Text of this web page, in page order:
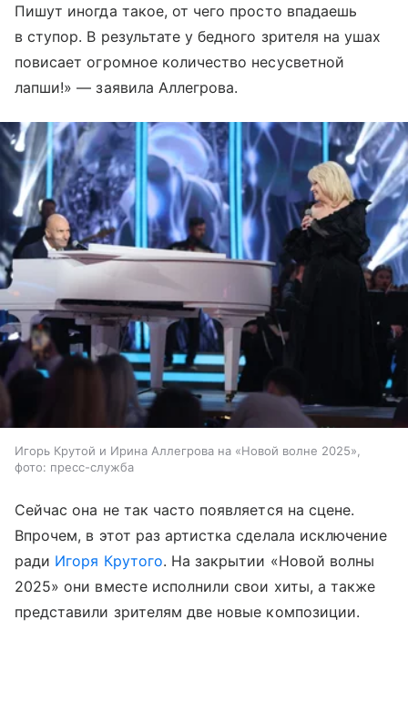
Пишут иногда такое, от чего просто впадаешь
в ступор. В результате у бедного зрителя на ушах
повисает огромное количество несусветной
лапши!» — заявила Аллегрова.
Игорь Крутой и Ирина Аллегрова на «Новой волне 2025»,
фото: пресс-служба
Сейчас она не так часто появляется на сцене.
Впрочем, в этот раз артистка сделала исключение
ради Игоря Крутого. На закрытии «Новой волны
2025» они вместе исполнили свои хиты, а также
представили зрителям две новые композиции.